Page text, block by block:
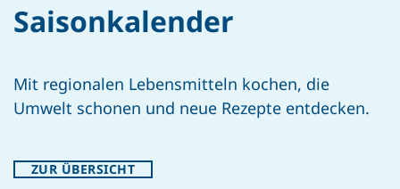
Saison­kalender
Mit regionalen Lebensmitteln kochen, die
Umwelt schonen und neue Rezepte entdecken.
ZUR ÜBERSICHT